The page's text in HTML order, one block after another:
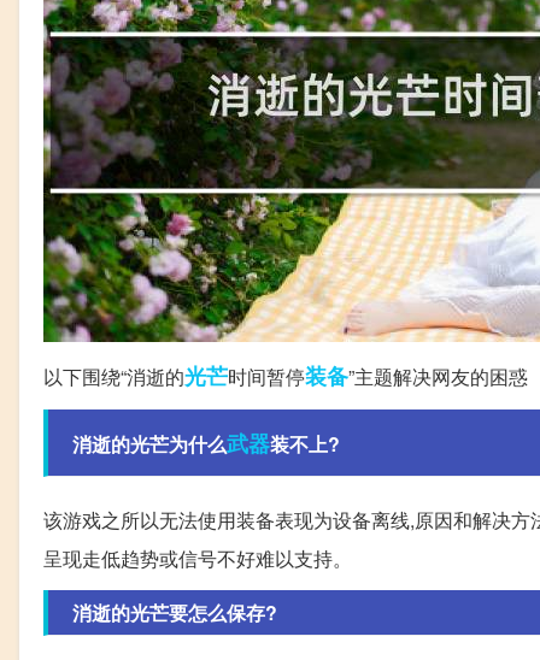
以下围绕“消逝的光芒时间暂停装备”主题解决网友的困惑
消逝的光芒为什么武器装不上?
该游戏之所以无法使用装备表现为设备离线,原因和解决
呈现走低趋势或信号不好难以支持。
消逝的光芒要怎么保存?